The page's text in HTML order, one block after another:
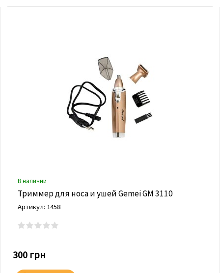
В наличии
Триммер для носа и ушей Gemei GM 3110
Артикул: 1458
300 грн